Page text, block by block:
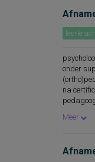
onder
na
onder
Meer